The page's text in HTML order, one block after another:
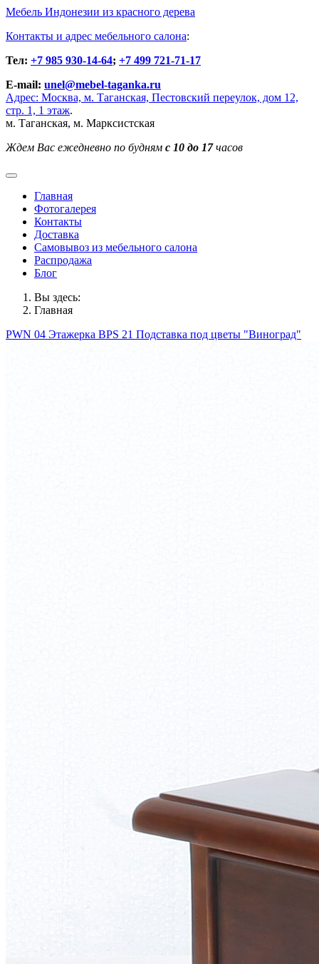
Мебель Индонезии из красного дерева
Контакты и адрес мебельного салона:
Тел: +7 985 930-14-64; +7 499 721-71-17
E-mail: unel@mebel-taganka.ru
Адрес: Москва, м. Таганская, Пестовский переулок, дом 12,
стр. 1, 1 этаж.
м. Таганская, м. Марксистская
Ждем Вас ежедневно по будням с 10 до 17часов
Главная
Фотогалерея
Контакты
Доставка
Cамовывоз из мебельного салона
Распродажа
Блог
Вы здесь:
Главная
PWN 04 Этажерка BPS 21 Подставка под цветы "Виноград"